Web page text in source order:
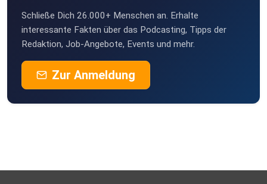
Schließe Dich 26.000+ Menschen an. Erhalte
interessante Fakten über das Podcasting, Tipps der
Redaktion, Job-Angebote, Events und mehr.
Zur Anmeldung